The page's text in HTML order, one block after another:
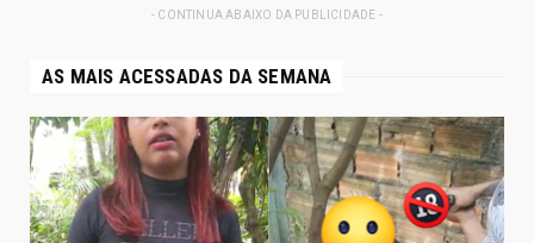
- CONTINUA ABAIXO DA PUBLICIDADE -
AS MAIS ACESSADAS DA SEMANA